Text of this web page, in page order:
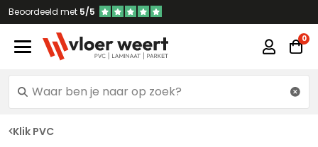
Beoordeeld met 5/5
Klik PVC